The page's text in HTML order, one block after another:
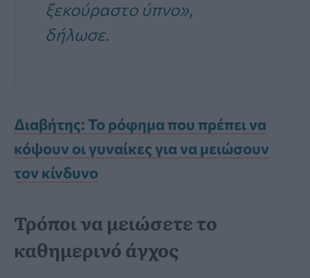
ξεκούραστο ύπνο»,
δήλωσε.
Διαβήτης: Το ρόφημα που πρέπει να
κόψουν οι γυναίκες για να μειώσουν
τον κίνδυνο
Τρόποι να μειώσετε το
καθημερινό άγχος